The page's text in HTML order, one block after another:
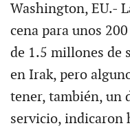
Washington, EU.-
cena para unos
de 1.5 millones de
en Irak, pero
tener, también, un
servicio, indicaron